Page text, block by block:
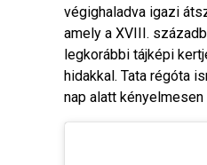
végighaladva igazi
amely a XVIII.
legkorábbi tájképi
hidakkal. Tata régóta
nap alatt